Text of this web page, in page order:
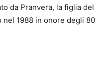
da Pranvera, la figlia del
1988 in onore degli 80